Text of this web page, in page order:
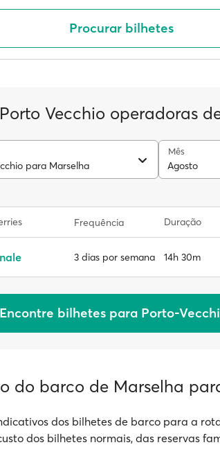
Procurar bilhetes
Vecchio operadoras
para Marselha
Mês
Agosto
Frequência Duração
3 dias por semana 14h 30m
Encontre bilhetes para Porto-
do barco de Marselha
dos bilhetes de barco para a
dos bilhetes normais, das reservas